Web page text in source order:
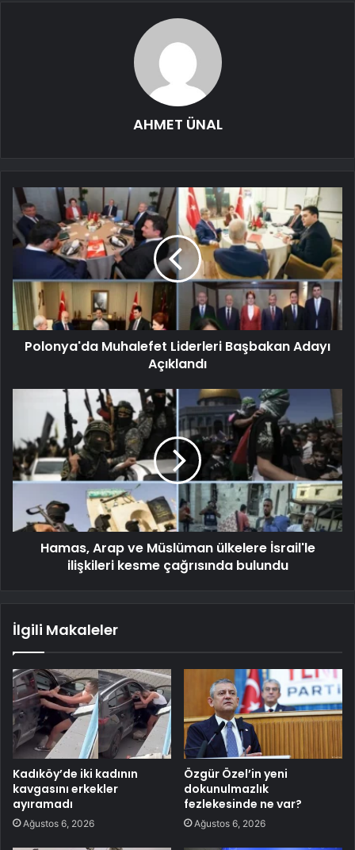
AHMET ÜNAL
Polonya'da Muhalefet Liderleri Başbakan Adayı
Açıklandı
Hamas, Arap ve Müslüman ülkelere İsrail'le
ilişkileri kesme çağrısında bulundu
İlgili Makaleler
Kadıköy’de iki kadının
kavgasını erkekler
ayıramadı
Ağustos 6, 2026
Özgür Özel’in yeni
dokunulmazlık
fezlekesinde ne var?
Ağustos 6, 2026